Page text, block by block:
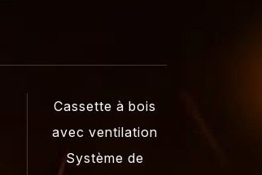
Cassette à bois
avec ventilation
Système de